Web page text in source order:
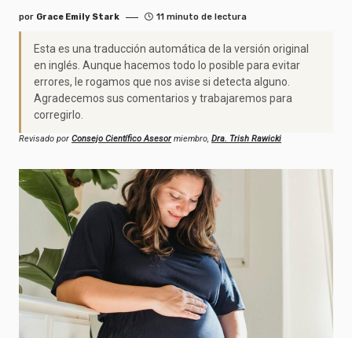
por Grace Emily Stark 11 minuto de lectura
Esta es una traducción automática de la versión original
en inglés. Aunque hacemos todo lo posible para evitar
errores, le rogamos que nos avise si detecta alguno.
Agradecemos sus comentarios y trabajaremos para
corregirlo.
Revisado por Consejo Científico Asesormiembro, Dra. Trish Rawicki